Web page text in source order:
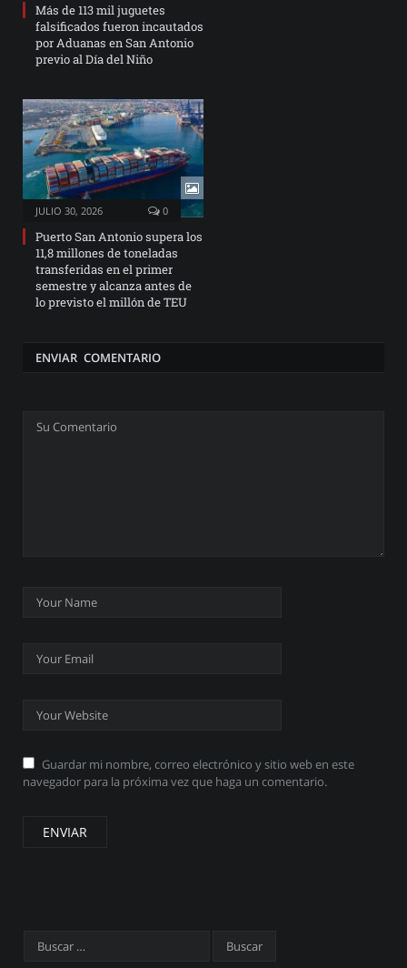
Más de 113 mil juguetes
falsificados fueron incautados
por Aduanas en San Antonio
previo al Día del Niño
JULIO 30, 2026 0
Puerto San Antonio supera los
11,8 millones de toneladas
transferidas en el primer
semestre y alcanza antes de
lo previsto el millón de TEU
ENVIAR COMENTARIO
Guardar mi nombre, correo electrónico y sitio web en este
navegador para la próxima vez que haga un comentario.